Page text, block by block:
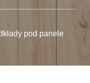
pod panele